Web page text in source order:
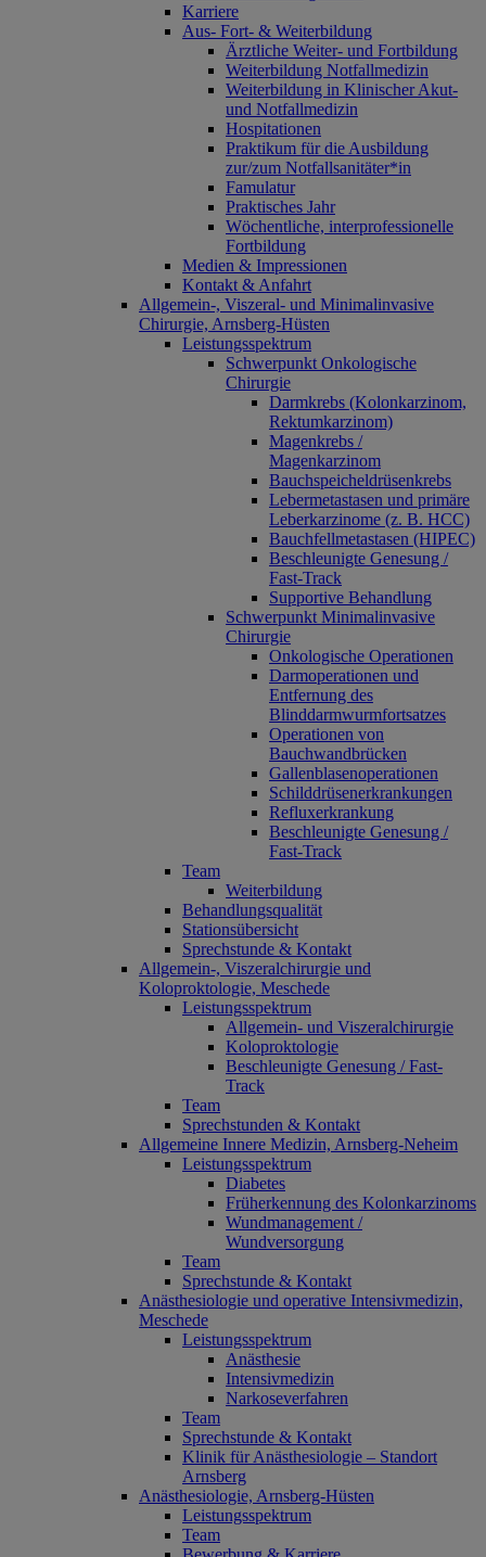
Karriere
Aus- Fort- & Weiterbildung
Ärztliche Weiter- und Fortbildung
Weiterbildung Notfallmedizin
Weiterbildung in Klinischer Akut-
und Notfallmedizin
Hospitationen
Praktikum für die Ausbildung
zur/zum Notfallsanitäter*in
Famulatur
Praktisches Jahr
Wöchentliche, interprofessionelle
Fortbildung
Medien & Impressionen
Kontakt & Anfahrt
Allgemein-, Viszeral- und Minimalinvasive
Chirurgie, Arnsberg-Hüsten
Leistungsspektrum
Schwerpunkt Onkologische
Chirurgie
Darmkrebs (Kolonkarzinom,
Rektumkarzinom)
Magenkrebs /
Magenkarzinom
Bauchspeicheldrüsenkrebs
Lebermetastasen und primäre
Leberkarzinome (z. B. HCC)
Bauchfellmetastasen (HIPEC)
Beschleunigte Genesung /
Fast-Track
Supportive Behandlung
Schwerpunkt Minimalinvasive
Chirurgie
Onkologische Operationen
Darmoperationen und
Entfernung des
Blinddarmwurmfortsatzes
Operationen von
Bauchwandbrücken
Gallenblasenoperationen
Schilddrüsenerkrankungen
Refluxerkrankung
Beschleunigte Genesung /
Fast-Track
Team
Weiterbildung
Behandlungsqualität
Stationsübersicht
Sprechstunde & Kontakt
Allgemein-, Viszeralchirurgie und
Koloproktologie, Meschede
Leistungsspektrum
Allgemein- und Viszeralchirurgie
Koloproktologie
Beschleunigte Genesung / Fast-
Track
Team
Sprechstunden & Kontakt
Allgemeine Innere Medizin, Arnsberg-Neheim
Leistungsspektrum
Diabetes
Früherkennung des Kolonkarzinoms
Wundmanagement /
Wundversorgung
Team
Sprechstunde & Kontakt
Anästhesiologie und operative Intensivmedizin,
Meschede
Leistungsspektrum
Anästhesie
Intensivmedizin
Narkoseverfahren
Team
Sprechstunde & Kontakt
Klinik für Anästhesiologie – Standort
Arnsberg
Anästhesiologie, Arnsberg-Hüsten
Leistungsspektrum
Team